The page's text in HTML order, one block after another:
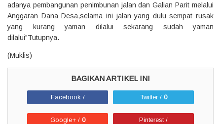
adanya pembangunan penimbunan jalan dan Galian Parit melalui
Anggaran Dana Desa,selama ini jalan yang dulu sempat rusak
yang kurang yaman dilalui sekarang sudah yaman
dilalui"Tutupnya.
(Muklis)
Facebook / Twitter / 0
Google+ / 0 Pinterest /